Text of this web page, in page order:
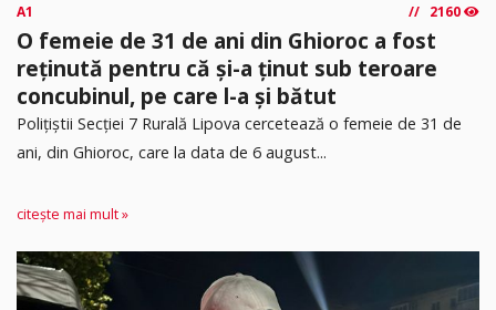
A1 2160
O femeie de 31 de ani din Ghioroc a fost
reținută pentru că și-a ținut sub teroare
concubinul, pe care l-a și bătut
​Polițiștii Secției 7 Rurală Lipova cercetează o femeie de 31 de
ani, din Ghioroc, care la data de 6 august...
citește mai mult »